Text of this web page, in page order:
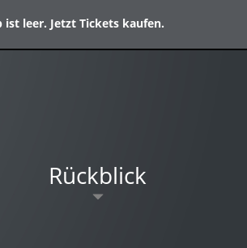
ist leer. Jetzt Tickets kaufen.
Rückblick